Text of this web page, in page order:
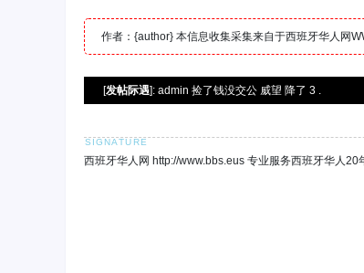
作者：{author} 本信息收集采集来自于西班牙华人网
[发帖际遇]: admin 捡了钱没交公 威望 降了 3 .
西班牙华人网 http://www.bbs.eus 专业服务西班牙华人20